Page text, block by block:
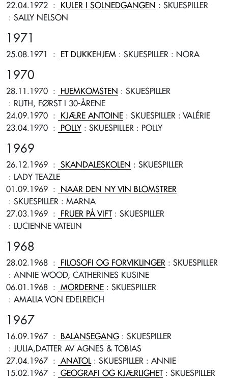
22.04.1972 : KULER I SOLNEDGANGEN : SKUESPILLER
: SALLY NELSON
1971
25.08.1971 : ET DUKKEHJEM : SKUESPILLER : NORA
1970
28.11.1970 : HJEMKOMSTEN : SKUESPILLER
: RUTH, FØRST I 30-ÅRENE
24.09.1970 : KJÆRE ANTOINE : SKUESPILLER : VALÉRIE
23.04.1970 : POLLY : SKUESPILLER : POLLY
1969
26.12.1969 : SKANDALESKOLEN : SKUESPILLER
: LADY TEAZLE
01.09.1969 :
NAAR DEN NY VIN BLOMSTRER
: SKUESPILLER : MARNA
27.03.1969 : FRUER PÅ VIFT: SKUESPILLER
: LUCIENNE VATELIN
1968
28.02.1968 : FILOSOFI OG FORVIKLINGER : SKUESPILLER
: ANNIE WOOD, CATHERINES KUSINE
06.01.1968 : MORDERNE : SKUESPILLER
: AMALIA VON EDELREICH
1967
16.09.1967 : BALANSEGANG: SKUESPILLER
: JULIA,DATTER AV AGNES & TOBIAS
27.04.1967 : ANATOL: SKUESPILLER : ANNIE
15.02.1967 : GEOGRAFI OG KJÆRLIGHET: SKUESPILLER